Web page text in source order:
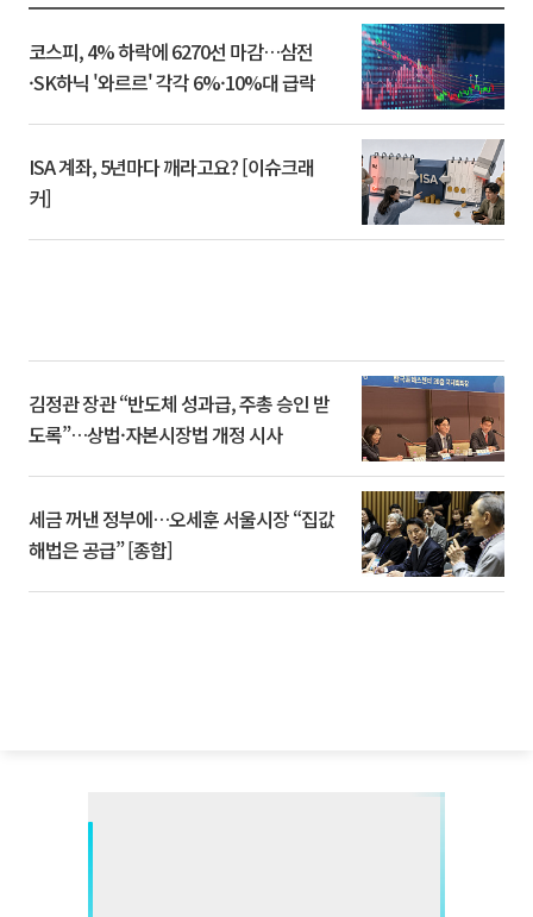
코스피, 4% 하락에 6270선 마감…삼전
·SK하닉 '와르르' 각각 6%·10%대 급락
ISA 계좌, 5년마다 깨라고요? [이슈크래
커]
김정관 장관 “반도체 성과급, 주총 승인 받
도록”…상법·자본시장법 개정 시사
세금 꺼낸 정부에…오세훈 서울시장 “집값
해법은 공급” [종합]